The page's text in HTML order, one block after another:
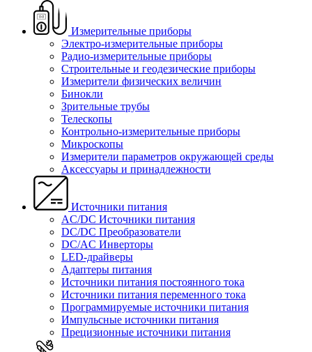
Измерительные приборы
Электро-измерительные приборы
Радио-измерительные приборы
Строительные и геодезические приборы
Измерители физических величин
Бинокли
Зрительные трубы
Телескопы
Контрольно-измерительные приборы
Микроскопы
Измерители параметров окружающей среды
Аксессуары и принадлежности
Источники питания
AC/DC Источники питания
DC/DC Преобразователи
DC/AC Инверторы
LED-драйверы
Адаптеры питания
Источники питания постоянного тока
Источники питания переменного тока
Программируемые источники питания
Импульсные источники питания
Прецизионные источники питания